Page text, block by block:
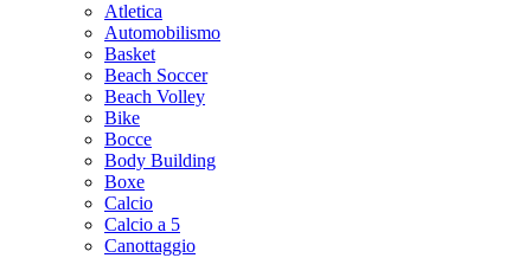
Atletica
Automobilismo
Basket
Beach Soccer
Beach Volley
Bike
Bocce
Body Building
Boxe
Calcio
Calcio a 5
Canottaggio